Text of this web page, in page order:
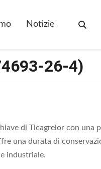
Notizie
26-4)
di Ticagrelor con una
una durata di
industriale.